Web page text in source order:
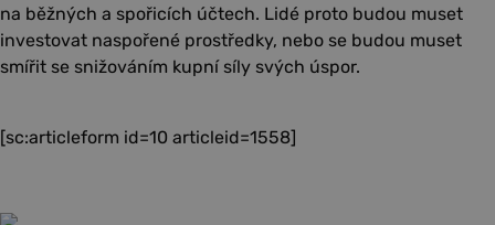
na běžných a spořicích účtech. Lidé proto budou muset
investovat naspořené prostředky, nebo se budou muset
smířit se snižováním kupní síly svých úspor.
[sc:articleform id=10 articleid=1558]